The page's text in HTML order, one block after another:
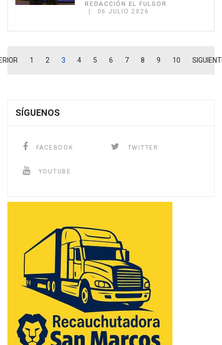
REDACCIÓN EL FULGOR
06 JULIO 2026
1 2 3 4 5 6 7 8 9 10
SÍGUENOS
FACEBOOK TWITTER
YOUTUBE